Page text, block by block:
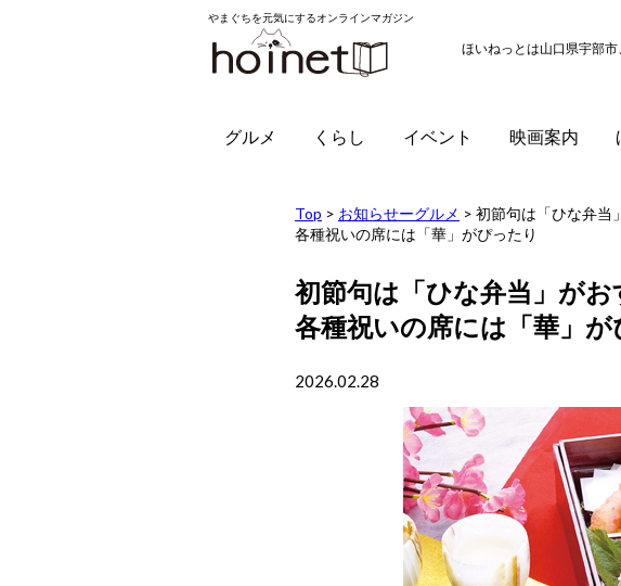
やまぐちを元気にするオンラインマガジン
ほいねっとは山口県宇部
グルメ くらし イベント 映画案内
Top > お知らせーグルメ > 初節句は「ひな弁当
各種祝いの席には「華」がぴったり
初節句は「ひな弁当」がお
各種祝いの席には「華」
2026.02.28